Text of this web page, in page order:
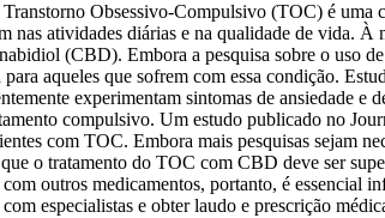
Obsessivo-Compulsivo (TOC) é uma
nas atividades diárias e na qualidade de vida.
(CBD). Embora a pesquisa sobre o uso
aqueles que sofrem com essa condição.
experimentam sintomas de ansiedade e
compulsivo. Um estudo publicado no
com TOC. Embora mais pesquisas sejam
o tratamento do TOC com CBD deve ser
outros medicamentos, portanto, é essencial
especialistas e obter laudo e prescrição